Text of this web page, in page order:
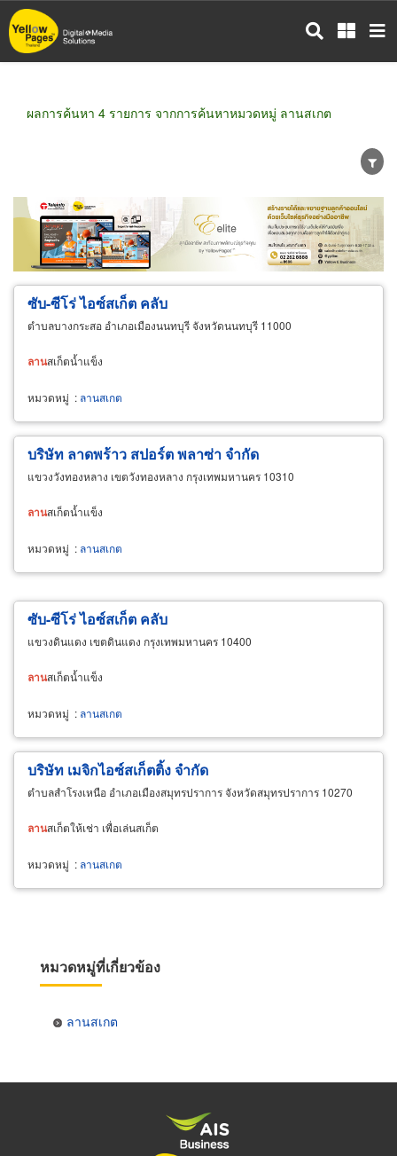
ข้าม
ไป
ผลการค้นหา 4 รายการ จากการค้นหาหมวดหมู่ ลานสเกต
ขายส่ง ขายปลีก ผู้ผลิต
ตัวแทนจัดจำหน่าย
ผู้ส่งออก/นำเข้า
ธุรกิจบริการ
ซับ-ซีโร่ ไอซ์สเก็ต คลับ
ตำบลบางกระสอ อำเภอเมืองนนทบุรี จังหวัดนนทบุรี 11000
ลานสเก็ตน้ำแข็ง
หมวดหมู่ : ลานสเกต
บริษัท ลาดพร้าว สปอร์ต พลาซ่า จำกัด
แขวงวังทองหลาง เขตวังทองหลาง กรุงเทพมหานคร 10310
ลานสเก็ตน้ำแข็ง
หมวดหมู่ : ลานสเกต
ซับ-ซีโร่ ไอซ์สเก็ต คลับ
แขวงดินแดง เขตดินแดง กรุงเทพมหานคร 10400
ลานสเก็ตน้ำแข็ง
หมวดหมู่ : ลานสเกต
บริษัท เมจิกไอซ์สเก็ตติ้ง จำกัด
ตำบลสำโรงเหนือ อำเภอเมืองสมุทรปราการ จังหวัดสมุทรปราการ 10270
ลานสเก็ตให้เช่า เพื่อเล่นสเก็ต
หมวดหมู่ : ลานสเกต
หมวดหมู่ที่เกี่ยวข้อง
ลานสเกต